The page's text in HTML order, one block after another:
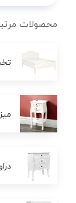
محصولات
دراور 3 کشو